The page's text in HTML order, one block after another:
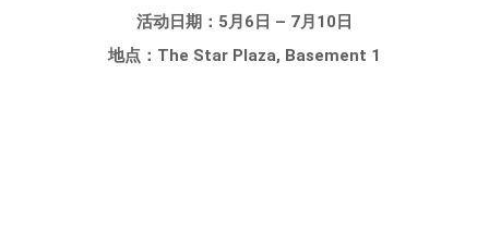
活动日期：5月6日 – 7月10日
地点：The Star Plaza, Basement 1